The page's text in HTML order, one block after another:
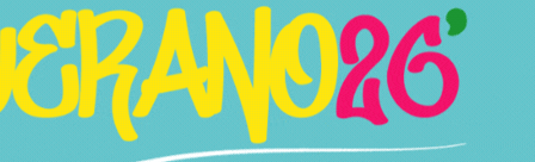
Suscribirme